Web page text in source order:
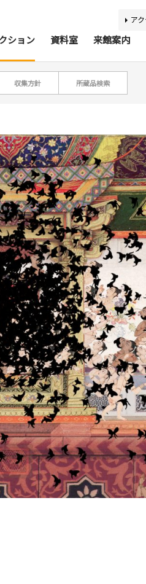
ション 資料室 来館案内
アクセス 館内
ッズコーナー 団体
活動案内 施
芸スタッフ ふくお
ア
収集方針 所蔵品検索